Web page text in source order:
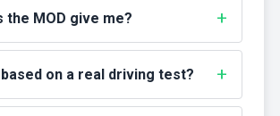
the MOD give me?
based on a real driving test?